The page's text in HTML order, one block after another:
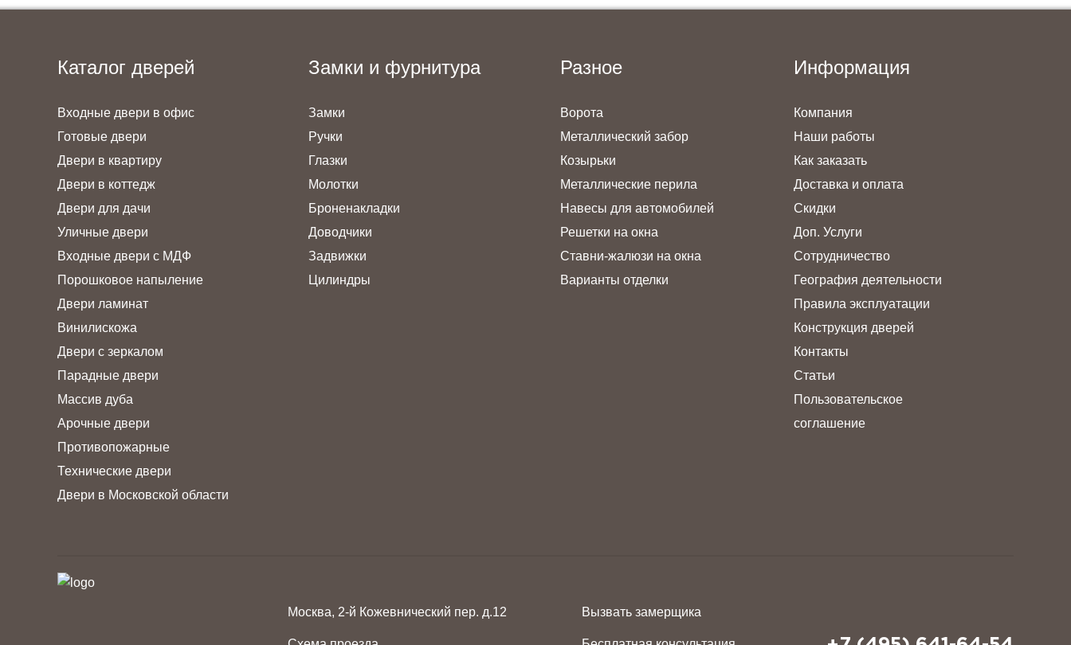
Каталог дверей
Входные двери в офис
Готовые двери
Двери в квартиру
Двери в коттедж
Двери для дачи
Уличные двери
Входные двери с МДФ
Порошковое напыление
Двери ламинат
Винилискожа
Двери с зеркалом
Парадные двери
Массив дуба
Арочные двери
Противопожарные
Технические двери
Двери в Московской области
Замки и фурнитура
Замки
Ручки
Глазки
Молотки
Броненакладки
Доводчики
Задвижки
Цилиндры
Разное
Ворота
Металлический забор
Козырьки
Металлические перила
Навесы для автомобилей
Решетки на окна
Ставни-жалюзи на окна
Варианты отделки
Информация
Компания
Наши работы
Как заказать
Доставка и оплата
Скидки
Доп. Услуги
Сотрудничество
География деятельности
Правила эксплуатации
Конструкция дверей
Контакты
Статьи
Пользовательское
соглашение
Москва, 2-й Кожевнический пер. д.12 Вызвать замерщика